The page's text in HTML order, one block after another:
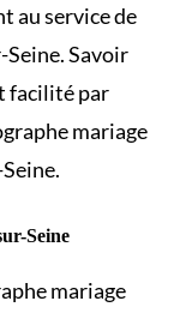
au service de
Savoir
facilité par
mariage
Seine
mariage